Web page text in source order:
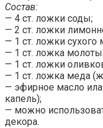
Состав:
— 4 ст. ложки соды;
— 2 ст. ложки
— 1 ст. ложки сухого
— 1 ст. ложка
— 1 ст. ложки
— 1 ст. ложка меда
— эфирное масло
капель);
— можно
декора.